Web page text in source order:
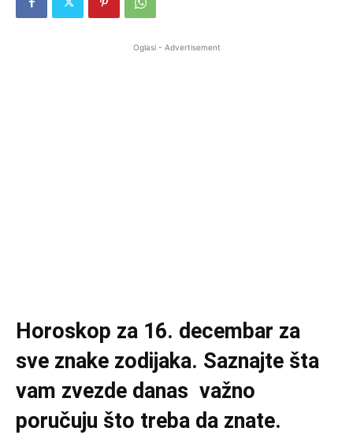
Oglasi - Advertisement
Horoskop za 16. decembar za
sve znake zodijaka. Saznajte šta
vam zvezde danas važno
poručuju što treba da znate.